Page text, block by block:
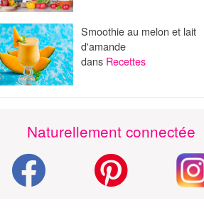
Smoothie au melon et lait
d'amande
dans Recettes
Naturellement connectée